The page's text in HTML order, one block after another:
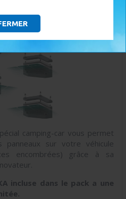
- UNIFIX C40
camping-car vous permet
panneaux sur votre véhicule
encombrées) grâce à sa
incluse dans le pack a une